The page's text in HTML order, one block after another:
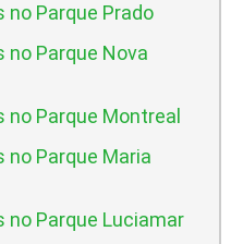
no Parque Prado
no Parque Nova
Parque Montreal
no Parque Maria
no Parque Luciamar